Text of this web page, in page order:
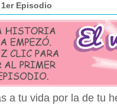
Episodio
a tu vida por la de tu